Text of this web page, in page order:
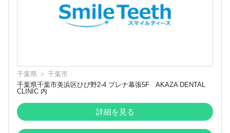
千葉県 ＞ 千葉市
千葉県千葉市美浜区ひび野2-4 プレナ幕張5F AKAZA DENTAL
CLINIC 内
詳細を見る